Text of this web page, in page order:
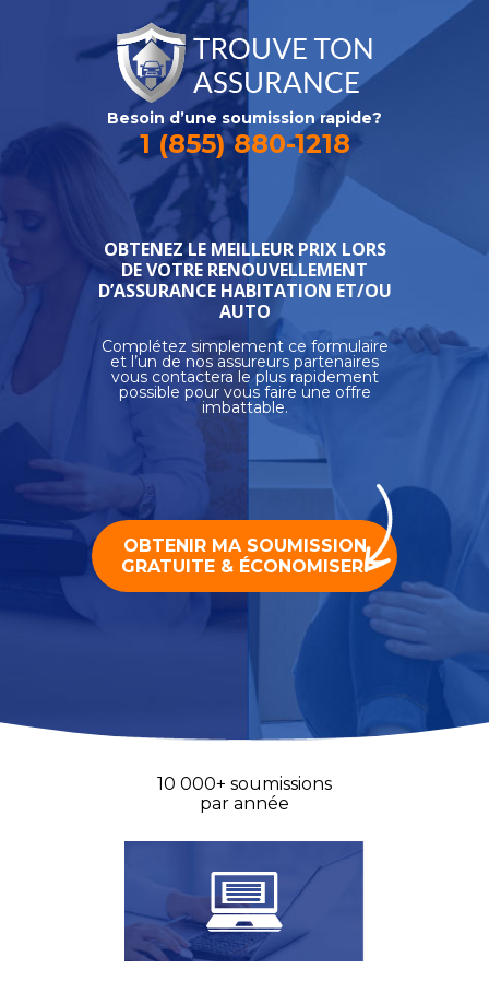
Besoin d’une soumission rapide?
1 (855) 880-1218
OBTENEZ LE MEILLEUR PRIX LORS
DE VOTRE RENOUVELLEMENT
D’ASSURANCE HABITATION ET/OU
AUTO
Complétez simplement ce formulaire
et l’un de nos assureurs partenaires
vous contactera le plus rapidement
possible pour vous faire une offre
imbattable.
10 000+ soumissions
par année